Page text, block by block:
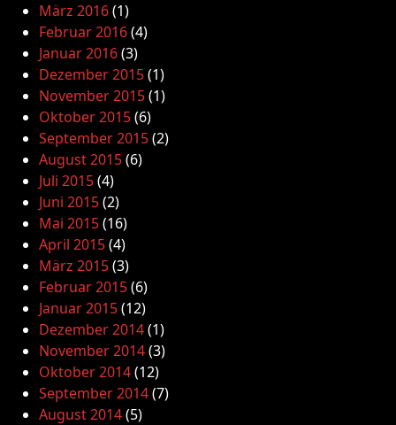
März 2016(1)
Februar 2016(4)
Januar 2016(3)
Dezember 2015(1)
November 2015(1)
Oktober 2015(6)
September 2015(2)
August 2015(6)
Juli 2015(4)
Juni 2015(2)
Mai 2015(16)
April 2015(4)
März 2015(3)
Februar 2015(6)
Januar 2015(12)
Dezember 2014(1)
November 2014(3)
Oktober 2014(12)
September 2014(7)
August 2014(5)